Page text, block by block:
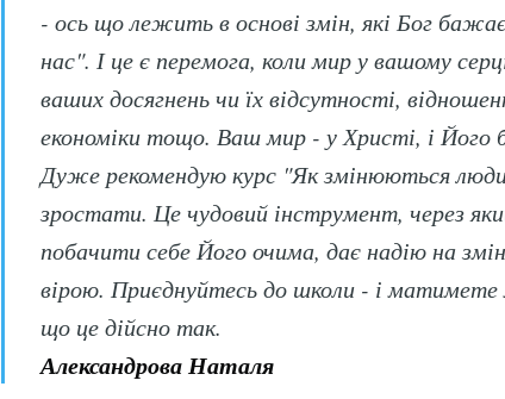
- ось що лежить в основі змін, які Бог
нас". І це є перемога, коли мир у вашому
ваших досягнень чи їх відсутності,
економіки тощо. Ваш мир - у Христі, і Його
Дуже рекомендую курс "Як змінюються
зростати. Це чудовий інструмент, через
побачити себе Його очима, дає надію на
вірою. Приєднуйтесь до школи - і
що це дійсно так.
Александрова Наталя
Subscribe to
Stay up to date! Get all the latest &